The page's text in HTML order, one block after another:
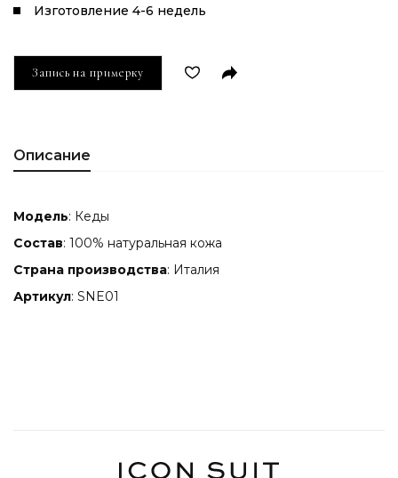
Изготовление 4-6 недель
Запись на примерку
Описание
Модель: Кеды
Состав: 100% натуральная кожа
Страна производства: Италия
Артикул: SNE01